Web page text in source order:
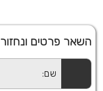
השאר פרטים